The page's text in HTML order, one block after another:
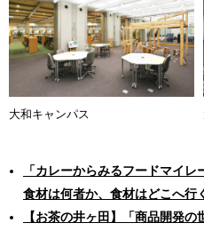
大和キャンパス
「カレーからみるフードマイレ
食材は何者か、食材はどこへ行
【お茶の井ヶ田】「商品開発